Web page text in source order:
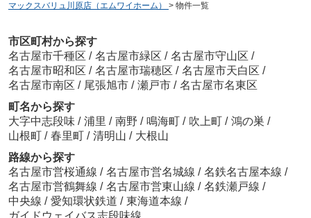
マックスバリュ川原店（エムワイホーム） > 物件一覧
市区町村から探す
名古屋市千種区 / 名古屋市緑区 / 名古屋市守山区 /
名古屋市昭和区 / 名古屋市瑞穂区 / 名古屋市天白区 /
名古屋市南区 / 尾張旭市 / 瀬戸市 / 名古屋市名東区
町名から探す
大字中志段味 / 浦里 / 南野 / 鳴海町 / 吹上町 / 鴻の巣 /
山根町 / 春里町 / 清明山 / 大根山
路線から探す
名古屋市営桜通線 / 名古屋市営名城線 / 名鉄名古屋本線 /
名古屋市営鶴舞線 / 名古屋市営東山線 / 名鉄瀬戸線 /
中央線 / 愛知環状鉄道 / 東海道本線 /
ガイドウェイバス志段味線